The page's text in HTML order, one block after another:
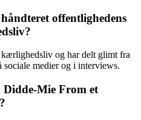
offentlighedens
og har delt glimt fra
medier og i interviews.
Mie From et